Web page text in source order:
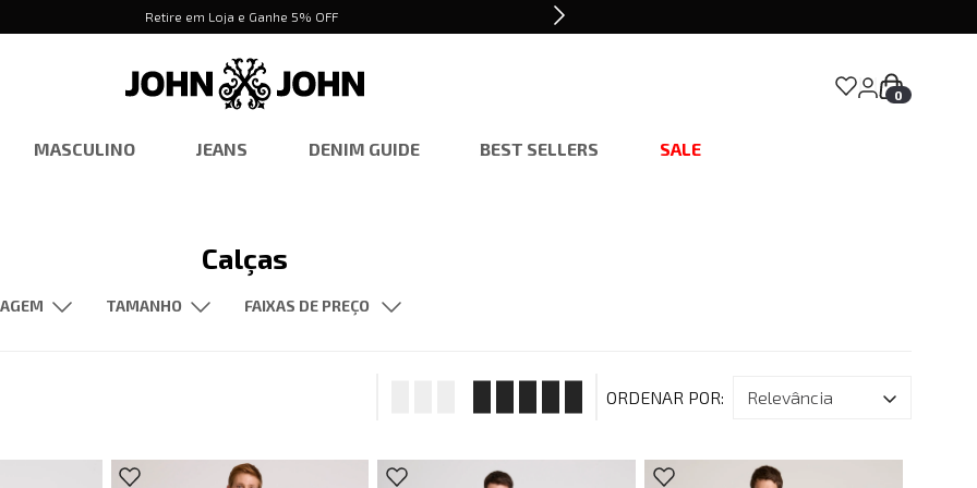
Retire em Loja e Ganhe 5% OFF
0
MASCULINO JEANS DENIM GUIDE BEST SELLERS SALE
Calças
TAMANHO FAIXAS DE PREÇO
relevância